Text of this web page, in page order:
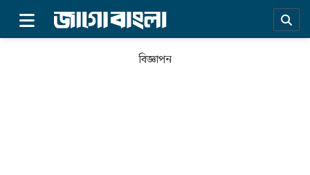
বিজ্ঞাপন